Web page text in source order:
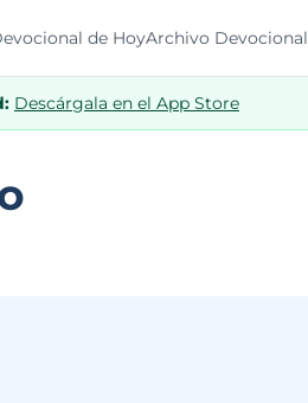
de HoyArchivo Devocional
Descárgala en el App Store